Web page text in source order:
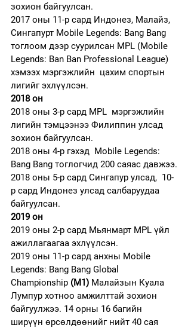
зохион байгуулсан.
2017 оны 11-р сард Индонез, Малайз,
Сингапурт Mobile Legends: Bang Bang
тоглоом дээр суурилсан MPL (Mobile
Legends: Ban Ban Professional League)
хэмээх мэргэжлийн  цахим спортын
лигийг эхлүүлсэн.
2018 он
2018 оны 3-р сард MPL  мэргэжлийн
лигийн тэмцээнээ Филиппин улсад
зохион байгуулсан.
2018 оны 4-р гэхэд  Mobile Legends:
Bang Bang тоглогчид 200 саяас давжээ.
2018 оны 5-р сард Сингапур улсад,  10-
р сард Индонез улсад салбаруудаа
байгуулсан.
2019 он
2019 оны 2-р сард Мьянмарт MPL үйл
ажиллагаагаа эхлүүлсэн.
2019 оны 11-р сард анхны Mobile
Legends: Bang Bang Global
Championship (M1) Малайзын Куала
Лумпур хотноо амжилттай зохион
байгуулжээ. 14 орны 16 багийн
ширүүн өрсөлдөөнийг нийт 40 сая